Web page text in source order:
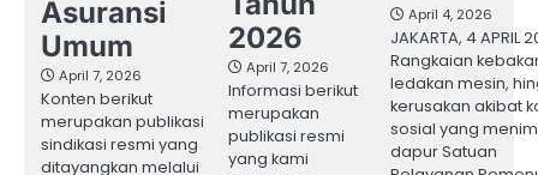
Asuransi
Umum
April 7, 2026
Konten berikut
merupakan publikasi
sindikasi resmi yang
ditayangkan melalui
2026
April 7, 2026
Informasi berikut
merupakan
publikasi resmi
yang kami
April 4, 2026
JAKARTA, 4 APRIL
Rangkaian
ledakan mesin,
kerusakan akibat
sosial yang
dapur Satuan